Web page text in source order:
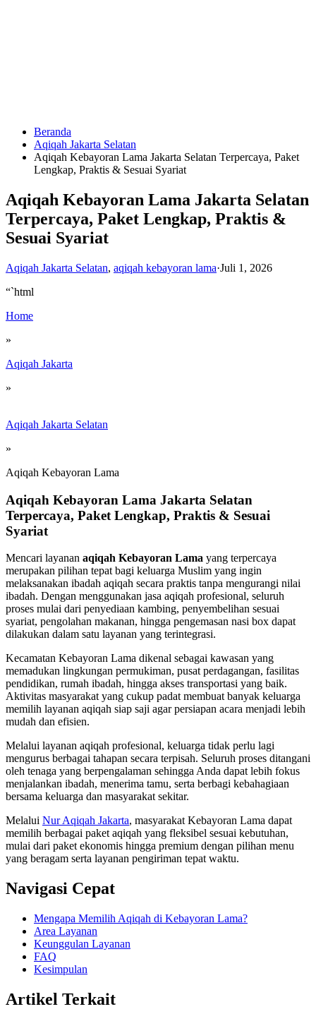
HUBUNGI
KAMI
0823
6713
Beranda
Aqiqah Jakarta Selatan
Aqiqah Kebayoran Lama Jakarta Selatan Terpercaya, Paket
Lengkap, Praktis & Sesuai Syariat
Aqiqah Kebayoran Lama Jakarta Selatan
Terpercaya, Paket Lengkap, Praktis &
Sesuai Syariat
Aqiqah Jakarta Selatan, aqiqah kebayoran lama·Juli 1, 2026
“`html
Home
»
Aqiqah Jakarta
»
Aqiqah Jakarta Selatan
»
Aqiqah Kebayoran Lama
Aqiqah Kebayoran Lama Jakarta Selatan
Terpercaya, Paket Lengkap, Praktis & Sesuai
Syariat
Mencari layanan aqiqah Kebayoran Lama yang terpercaya
merupakan pilihan tepat bagi keluarga Muslim yang ingin
melaksanakan ibadah aqiqah secara praktis tanpa mengurangi nilai
ibadah. Dengan menggunakan jasa aqiqah profesional, seluruh
proses mulai dari penyediaan kambing, penyembelihan sesuai
syariat, pengolahan makanan, hingga pengemasan nasi box dapat
dilakukan dalam satu layanan yang terintegrasi.
Kecamatan Kebayoran Lama dikenal sebagai kawasan yang
memadukan lingkungan permukiman, pusat perdagangan, fasilitas
pendidikan, rumah ibadah, hingga akses transportasi yang baik.
Aktivitas masyarakat yang cukup padat membuat banyak keluarga
memilih layanan aqiqah siap saji agar persiapan acara menjadi lebih
mudah dan efisien.
Melalui layanan aqiqah profesional, keluarga tidak perlu lagi
mengurus berbagai tahapan secara terpisah. Seluruh proses ditangani
oleh tenaga yang berpengalaman sehingga Anda dapat lebih fokus
menjalankan ibadah, menerima tamu, serta berbagi kebahagiaan
bersama keluarga dan masyarakat sekitar.
Melalui Nur Aqiqah Jakarta, masyarakat Kebayoran Lama dapat
memilih berbagai paket aqiqah yang fleksibel sesuai kebutuhan,
mulai dari paket ekonomis hingga premium dengan pilihan menu
yang beragam serta layanan pengiriman tepat waktu.
Navigasi Cepat
Mengapa Memilih Aqiqah di Kebayoran Lama?
Area Layanan
Keunggulan Layanan
FAQ
Kesimpulan
Artikel Terkait